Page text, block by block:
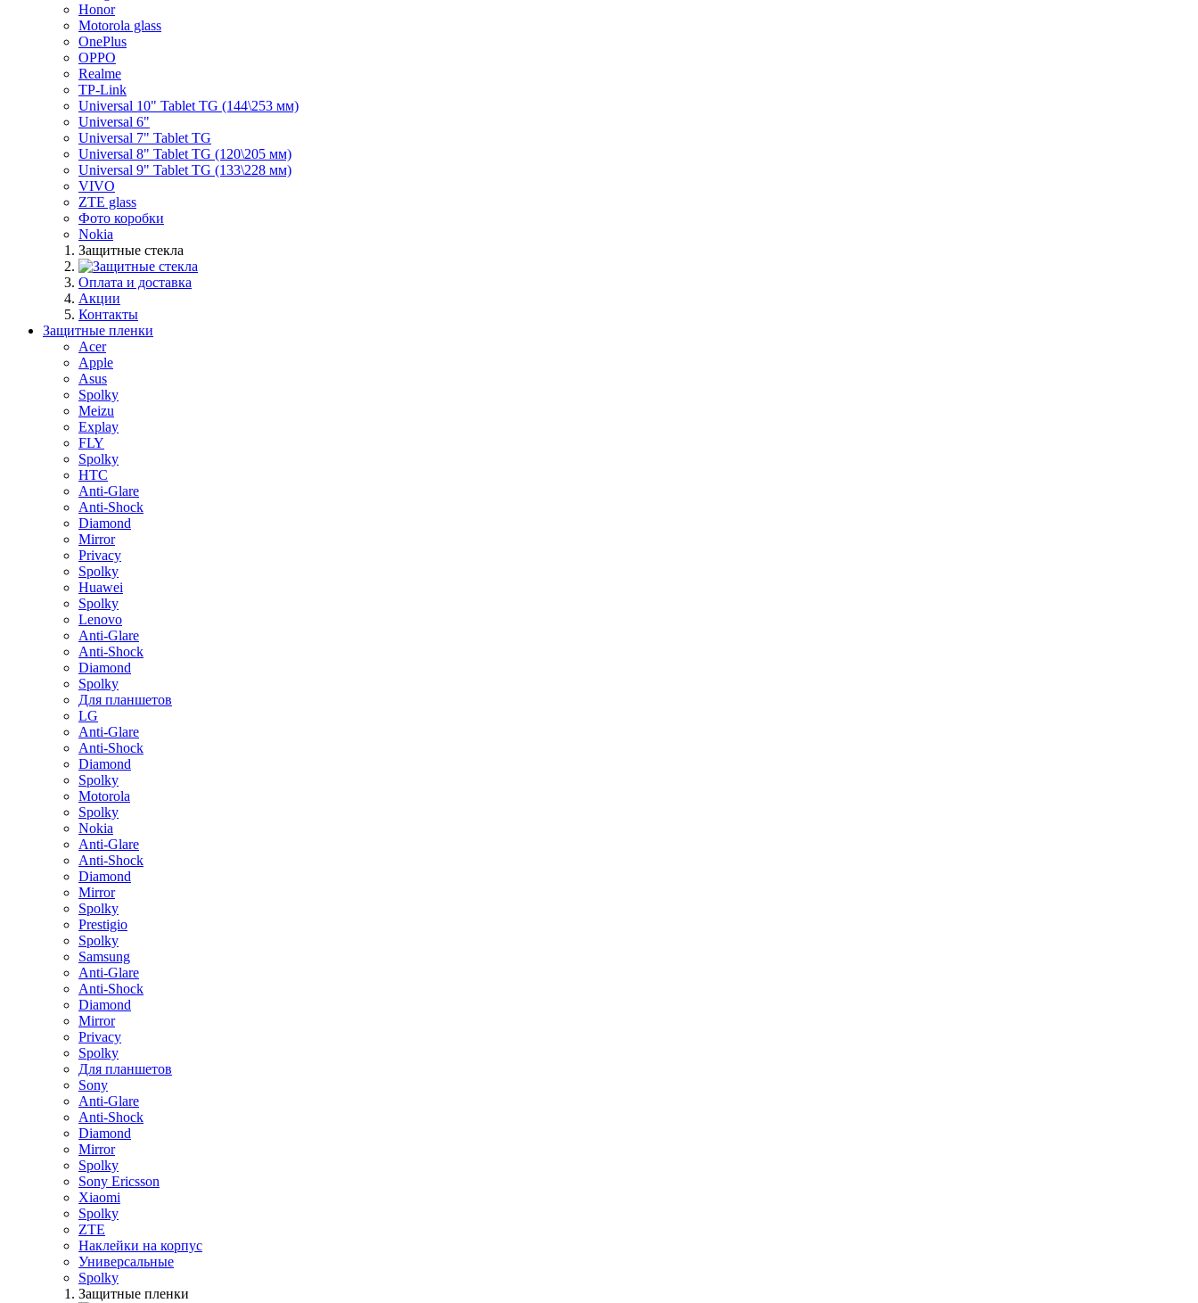
Honor
Motorola glass
OnePlus
OPPO
Realme
TP-Link
Universal 10" Tablet TG (144\253 мм)
Universal 6"
Universal 7" Tablet TG
Universal 8" Tablet TG (120\205 мм)
Universal 9" Tablet TG (133\228 мм)
VIVO
ZTE glass
Фото коробки
Nokia
Защитные стекла
Оплата и доставка
Акции
Контакты
Защитные пленки
Acer
Apple
Asus
Spolky
Meizu
Explay
FLY
Spolky
HTC
Anti-Glare
Anti-Shock
Diamond
Mirror
Privacy
Spolky
Huawei
Spolky
Lenovo
Anti-Glare
Anti-Shock
Diamond
Spolky
Для планшетов
LG
Anti-Glare
Anti-Shock
Diamond
Spolky
Motorola
Spolky
Nokia
Anti-Glare
Anti-Shock
Diamond
Mirror
Spolky
Prestigio
Spolky
Samsung
Anti-Glare
Anti-Shock
Diamond
Mirror
Privacy
Spolky
Для планшетов
Sony
Anti-Glare
Anti-Shock
Diamond
Mirror
Spolky
Sony Ericsson
Xiaomi
Spolky
ZTE
Наклейки на корпус
Универсальные
Spolky
Защитные пленки